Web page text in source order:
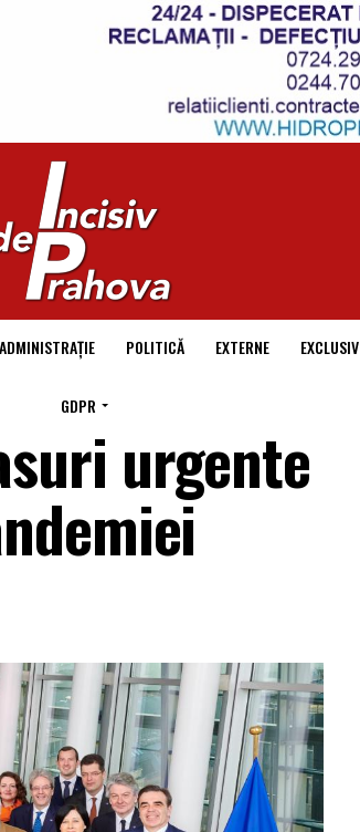
ADMINISTRAȚIE POLITICĂ EXTERNE EXCLUSIV
GDPR
urgente